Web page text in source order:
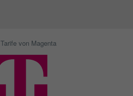
Tarife von Magenta